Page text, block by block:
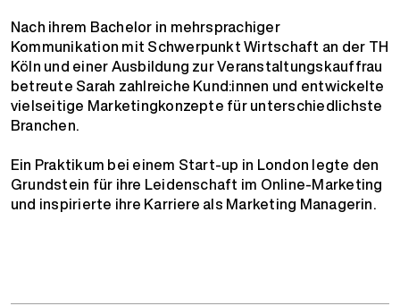
Nach ihrem Bachelor in mehrsprachiger
Kommunikation mit Schwerpunkt Wirtschaft an der TH
Köln und einer Ausbildung zur Veranstaltungskauffrau
betreute Sarah zahlreiche Kund:innen und entwickelte
vielseitige Marketingkonzepte für unterschiedlichste
Branchen.
Ein Praktikum bei einem Start-up in London legte den
Grundstein für ihre Leidenschaft im Online-Marketing
und inspirierte ihre Karriere als Marketing Managerin.